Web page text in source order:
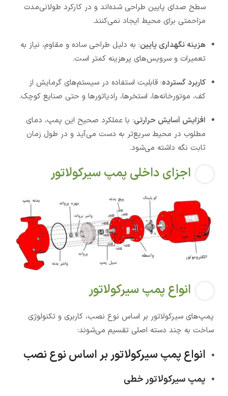
سطح صدای پایین طراحی شده‌اند و در کارکرد طولانی‌مدت
مزاحمتی برای محیط ایجاد نمی‌کنند.
هزینه نگهداری پایین: به دلیل طراحی ساده و مقاوم، نیاز به
تعمیرات و سرویس‌های پرهزینه کمتر است.
کاربرد گسترده: قابلیت استفاده در سیستم‌های گرمایش از
کف، موتورخانه‌ها، استخرها، رادیاتورها و حتی صنایع کوچک.
افزایش آسایش حرارتی: با عملکرد صحیح این پمپ، دمای
مطلوب در محیط سریع‌تر به دست می‌آید و در طول زمان
ثابت نگه داشته می‌شود.
اجزای داخلی پمپ سیرکولاتور
انواع پمپ سیرکولاتور
پمپ‌های سیرکولاتور بر اساس نوع نصب، کاربری و تکنولوژی
ساخت به چند دسته اصلی تقسیم می‌شوند:
انواع پمپ سیرکولاتور بر اساس نوع نصب
پمپ سیرکولاتور خطی